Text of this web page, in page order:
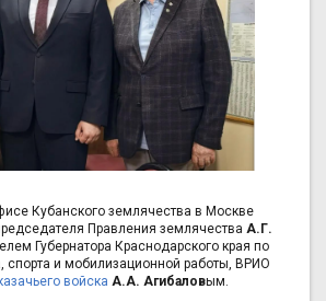
Кубанского землячества в Москве
Правления землячества А.Г.
Губернатора Краснодарского края по
спорта и мобилизационной работы, ВРИО
войска А.А. Агибаловым.